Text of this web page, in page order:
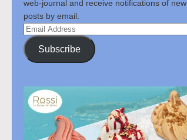
web-journal and receive notifications of new
posts by email.
Email
Address
Subscribe